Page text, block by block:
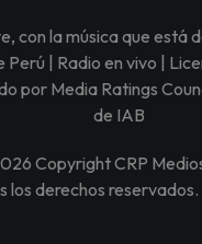
con la música que está
Perú | Radio en vivo |
por Media Ratings
de IAB
Copyright CRP
los derechos